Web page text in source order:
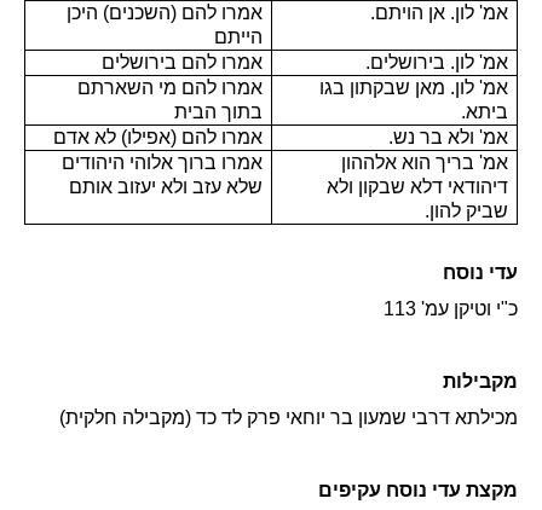
אמ' לון. אן הויתם.
אמרו להם (השכנים) היכן
הייתם
אמ' לון. בירושלים.
אמרו להם בירושלים
אמ' לון. מאן שבקתון בגו
ביתא.
אמרו להם מי השארתם
בתוך הבית
אמ' ולא בר נש.
אמרו להם (אפילו) לא אדם
אמ' בריך הוא אלההון
דיהודאי דלא שבקון ולא
שביק להון.
אמרו ברוך אלוהי היהודים
שלא עזב ולא יעזוב אותם
עדי נוסח
כ"י וטיקן עמ' 113
מקבילות
מכילתא דרבי שמעון בר יוחאי פרק לד כד (מקבילה חלקית)
מקצת עדי נוסח עקיפים